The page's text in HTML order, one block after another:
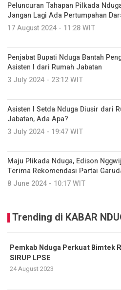
Peluncuran Tahapan Pilkada
Jangan Lagi Ada Pertumpahan
17 August 2024 - 11:28 WIT
Penjabat Bupati Nduga Bantah
Asisten I dari Rumah Jabatan
3 July 2024 - 23:12 WIT
Asisten I Setda Nduga Diusir dari
Jabatan, Ada Apa?
3 July 2024 - 19:47 WIT
Maju Plikada Nduga, Edison
Terima Rekomendasi Partai
8 June 2024 - 10:17 WIT
Trending di KABAR
Pemkab Nduga Perkuat Bimtek
SIRUP LPSE
24 August 2023